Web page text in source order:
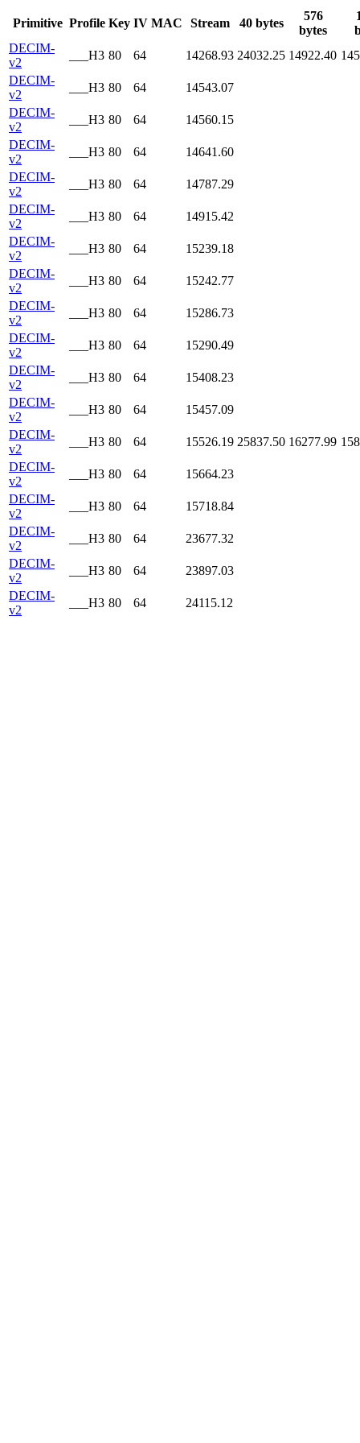
Primitive Profile Key IV MAC Stream 40 bytes
576
bytes
DECIM-
v2
___H3 80 64 14268.93 24032.25 14922.40
DECIM-
v2
___H3 80 64
14543.07
DECIM-
v2
___H3 80 64
14560.15
DECIM-
v2
___H3 80 64
14641.60
DECIM-
v2
___H3 80 64
14787.29
DECIM-
v2
___H3 80 64
14915.42
DECIM-
v2
___H3 80 64
15239.18
DECIM-
v2
___H3 80 64
15242.77
DECIM-
v2
___H3 80 64
15286.73
DECIM-
v2
___H3 80 64
15290.49
DECIM-
v2
___H3 80 64
15408.23
DECIM-
v2
___H3 80 64
15457.09
DECIM-
v2
___H3 80 64 15526.19 25837.50 16277.99
DECIM-
v2
___H3 80 64
15664.23
DECIM-
v2
___H3 80 64
15718.84
DECIM-
v2
___H3 80 64
23677.32
DECIM-
v2
___H3 80 64
23897.03
DECIM-
v2
___H3 80 64 24115.12